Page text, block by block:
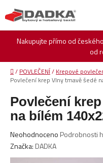
na
obsah
Nakupujte přímo od
od
Domů
/ POVLEČENÍ/ Krepové
Povlečení krep Vlny tmavě šedé
Povlečení
na bílém
Průměrné
hodnocení
produktu
Neohodnoceno Podrobnosti
Značka: DADKA